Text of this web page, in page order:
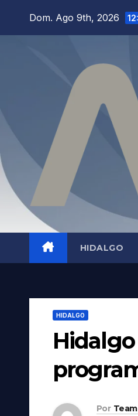
Dom. Ago 9th, 2026
HIDALGO
HIDALGO
Por